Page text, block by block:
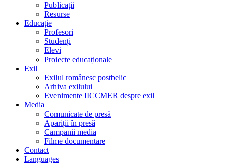
Publicații
Resurse
Educație
Profesori
Studenți
Elevi
Proiecte educaționale
Exil
Exilul românesc postbelic
Arhiva exilului
Evenimente IICCMER despre exil
Media
Comunicate de presă
Apariții în presă
Campanii media
Filme documentare
Contact
Languages